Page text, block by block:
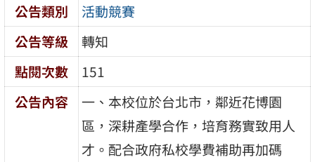
公告類別
活動競賽
公告等級
轉知
點閱次數
151
公告內容
一、本校位於台北市，鄰近花博園
區，深耕產學合作，培育務實致用人
才。配合政府私校學費補助再加碼